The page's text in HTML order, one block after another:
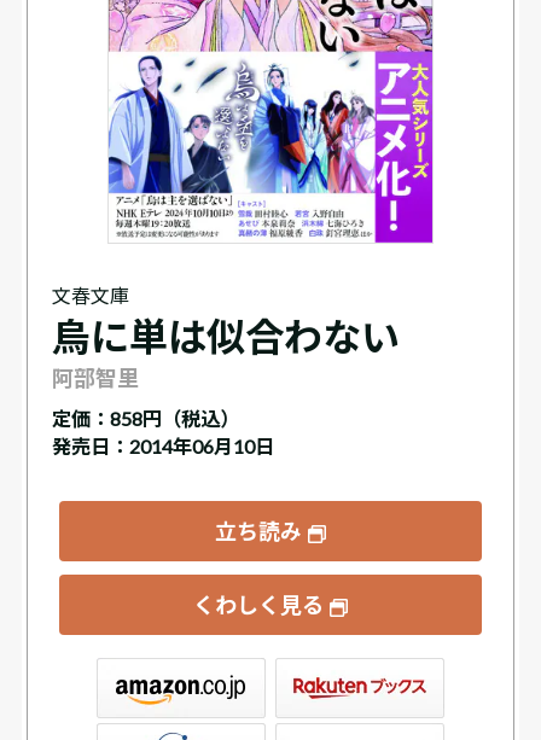
文春文庫
烏に単は似合わない
阿部智里
定価： 858円（税込）
発売日：2014年06月10日
立ち読み
くわしく見る